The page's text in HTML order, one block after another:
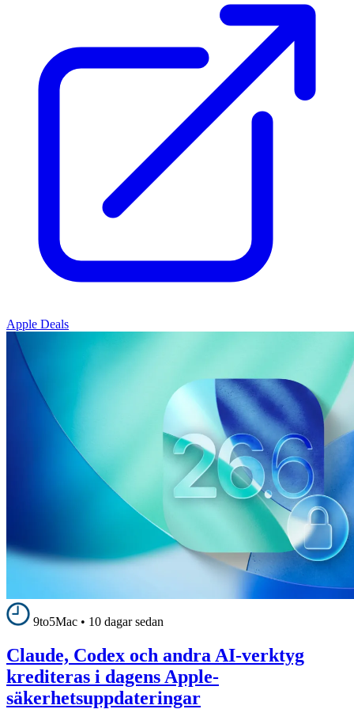
Apple Deals
9to5Mac • 10 dagar sedan
Claude, Codex och andra AI-verktyg
krediteras i dagens Apple-
säkerhetsuppdateringar